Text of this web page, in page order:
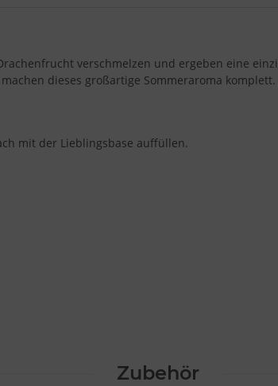
verschmelzen und ergeben eine
dieses großartige Sommeraroma
mit der Lieblingsbase auffüllen.
Zubehör